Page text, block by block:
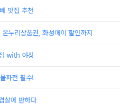
맛집 추천
누리상품권, 화성페이 할인까지
with 야장
파전 필수!
살에 반하다